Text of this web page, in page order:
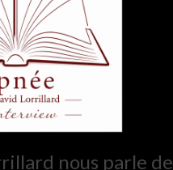
nous parle de